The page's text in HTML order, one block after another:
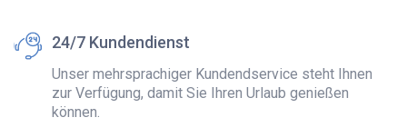
24/7 Kundendienst
Unser mehrsprachiger Kundendservice steht Ihnen
zur Verfügung, damit Sie Ihren Urlaub genießen
können.